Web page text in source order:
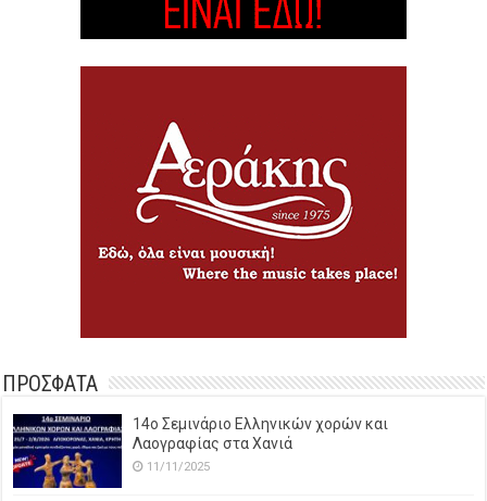
ΠΡΟΣΦΑΤΑ
14o Σεμινάριο Ελληνικών χορών και
Λαογραφίας στα Χανιά
11/11/2025